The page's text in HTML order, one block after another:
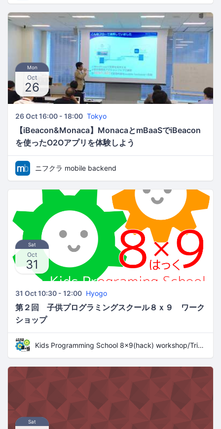
Mon
Oct
26
26 Oct 16:00 - 18:00 Tokyo
【iBeacon&Monaca】MonacaとmBaaSでiBeacon
を使ったO2Oアプリを体験しよう
ニフクラ mobile backend
Sat
Oct
31
31 Oct 10:30 - 12:00 Hyogo
第２回 子供プログラミングスクール８ｘ９ ワーク
ショップ
Kids Programming School 8x9(hack) workshop/Trial Lesson
Sat